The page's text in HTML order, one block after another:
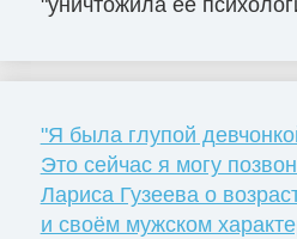
"уничтожила её
"Я была глупой
Это сейчас я могу
Лариса Гузеева о
и своём мужском